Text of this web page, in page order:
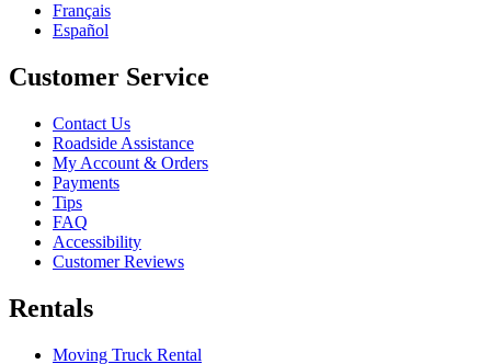
Français
Español
Customer Service
Contact Us
Roadside Assistance
My Account & Orders
Payments
Tips
FAQ
Accessibility
Customer Reviews
Rentals
Moving Truck Rental